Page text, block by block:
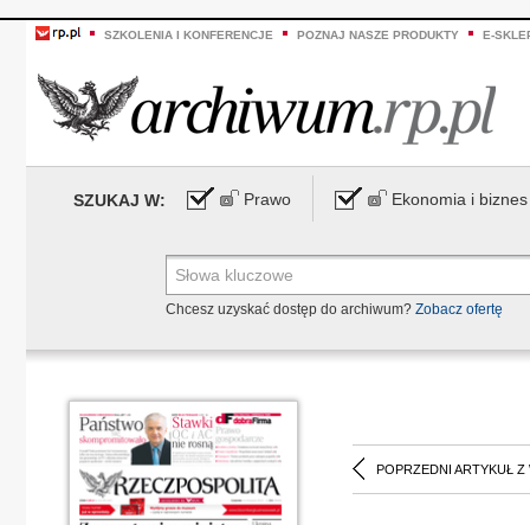
SZKOLENIA I KONFERENCJE POZNAJ NASZE PRODUKTY E-
SZUKAJ W: Prawo Ekonomia i biznes
Chcesz uzyskać dostęp do archiwum? Zobacz ofertę
POPRZEDNI ARTYKUŁ Z